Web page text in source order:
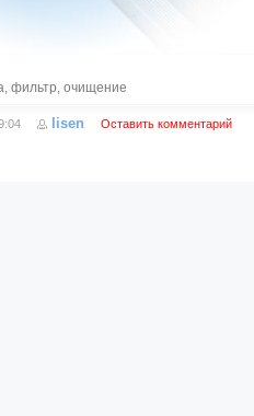
, фильтр, очищение
lisen Оставить комментарий